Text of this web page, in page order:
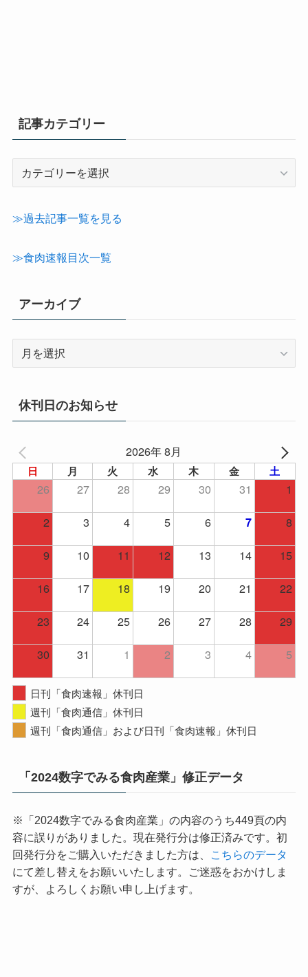
記事カテゴリー
テ
≫過去記事一覧を見る
≫食肉速報目次一覧
アーカイブ
イ
ブ
休刊日のお知らせ
2026年 8月
日 月 火 水 木 金 土
26 27 28 29 30 31
1
2
3 4 5 6 7
8
9
10 11 12 13 14
15
16
17 18 19 20 21
22
23
24 25 26 27 28
29
30
31 1 2 3 4 5
日刊「食肉速報」休刊日
週刊「食肉通信」休刊日
週刊「食肉通信」および日刊「食肉速報」休刊日
「2024数字でみる食肉産業」修正データ
※「2024数字でみる食肉産業」の内容のうち449頁の内
容に誤りがありました。現在発行分は修正済みです。初
回発行分をご購入いただきました方は、
こちらのデータ
にて差し替えをお願いいたします。ご迷惑をおかけしま
すが、よろしくお願い申し上げます。